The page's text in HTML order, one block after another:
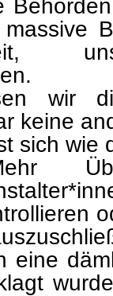
wir
keine
sich wie
eine